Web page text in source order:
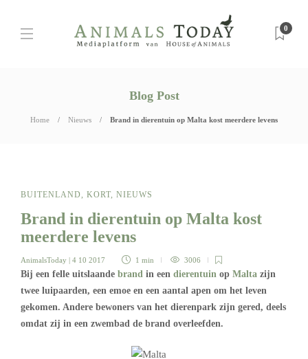
0
Blog Post
Home Nieuws Brand in dierentuin op Malta kost meerdere levens
BUITENLAND, KORT, NIEUWS
Brand in dierentuin op Malta kost
meerdere levens
AnimalsToday | 4 10 2017 1 min 3006
Bij een felle uitslaande brand in een dierentuin op Malta zijn
twee luipaarden, een emoe en een aantal apen om het leven
gekomen. Andere bewoners van het dierenpark zijn gered, deels
omdat zij in een zwembad de brand overleefden.